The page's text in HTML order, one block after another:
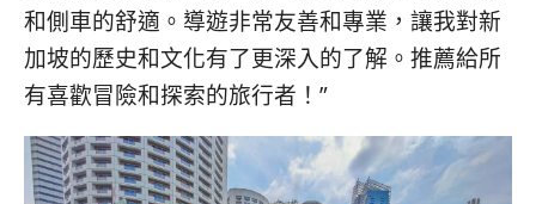
和側車的舒適。導遊非常友善和專業，讓我對新
加坡的歷史和文化有了更深入的了解。推薦給所
有喜歡冒險和探索的旅行者！”